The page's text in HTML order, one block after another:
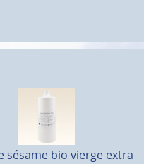
sésame bio vierge extra